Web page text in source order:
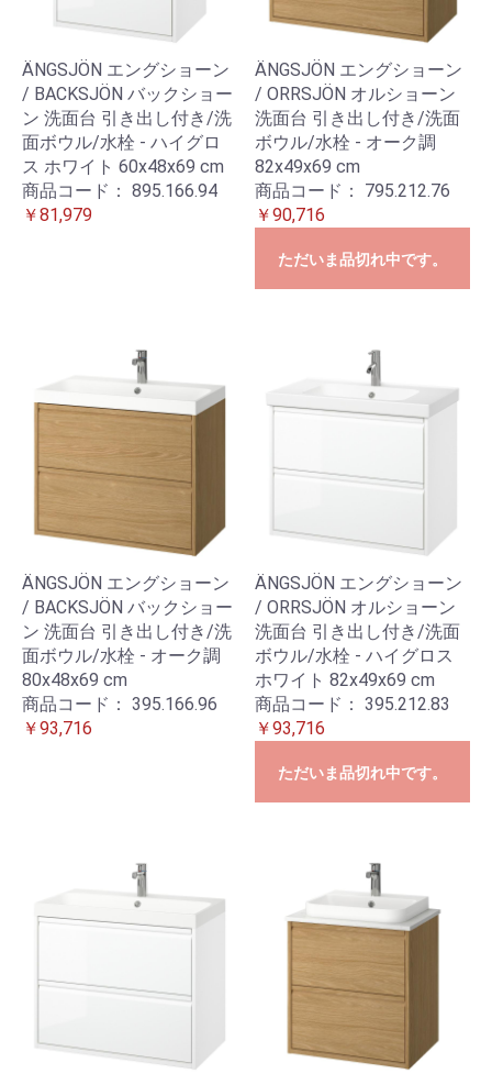
ÄNGSJÖN エングショーン
/ BACKSJÖN バックショー
ン 洗面台 引き出し付き/洗
面ボウル/水栓 - ハイグロ
ス ホワイト 60x48x69 cm
商品コード： 895.166.94
￥81,979
ÄNGSJÖN エングショーン
/ ORRSJÖN オルショーン
洗面台 引き出し付き/洗面
ボウル/水栓 - オーク調
82x49x69 cm
商品コード： 795.212.76
￥90,716
ただいま品切れ中です。
ÄNGSJÖN エングショーン
/ BACKSJÖN バックショー
ン 洗面台 引き出し付き/洗
面ボウル/水栓 - オーク調
80x48x69 cm
商品コード： 395.166.96
￥93,716
ÄNGSJÖN エングショーン
/ ORRSJÖN オルショーン
洗面台 引き出し付き/洗面
ボウル/水栓 - ハイグロス
ホワイト 82x49x69 cm
商品コード： 395.212.83
￥93,716
ただいま品切れ中です。